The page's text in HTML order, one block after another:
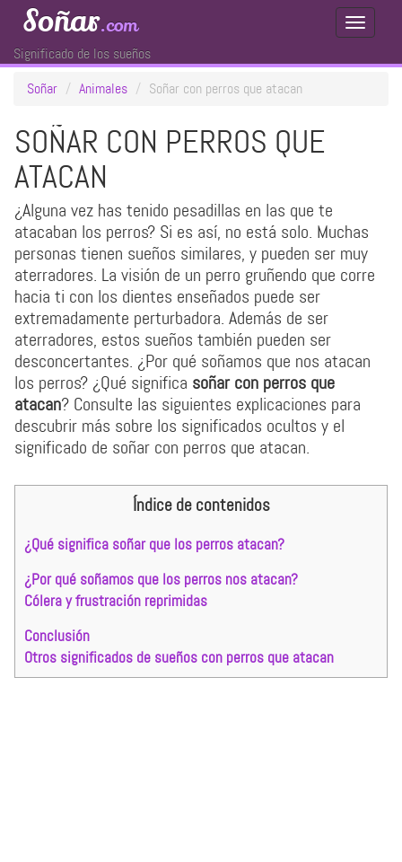
Toggle
Soñar.com
Significado de los sueños
Soñar
Animales Soñar con perros que atacan
SOÑAR CON PERROS QUE
ATACAN
¿Alguna vez has tenido pesadillas en las que te
atacaban los perros? Si es así, no está solo. Muchas
personas tienen sueños similares, y pueden ser muy
aterradores. La visión de un perro gruñendo que corre
hacia ti con los dientes enseñados puede ser
extremadamente perturbadora. Además de ser
aterradores, estos sueños también pueden ser
desconcertantes. ¿Por qué soñamos que nos atacan
los perros? ¿Qué significa soñar con perros que
atacan? Consulte las siguientes explicaciones para
descubrir más sobre los significados ocultos y el
significado de soñar con perros que atacan.
Índice de contenidos
¿Qué significa soñar que los perros atacan?
¿Por qué soñamos que los perros nos atacan?
Cólera y frustración reprimidas
Conclusión
Otros significados de sueños con perros que atacan